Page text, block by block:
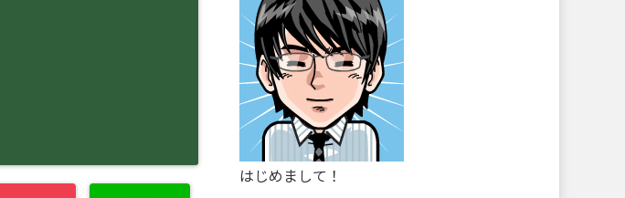
はじめまして！